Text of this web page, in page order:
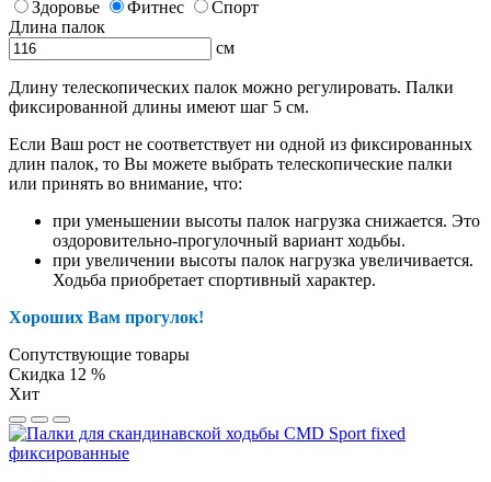
Здоровье
Фитнес
Спорт
Длина палок
см
Длину телескопических палок можно регулировать. Палки
фиксированной длины имеют шаг 5 см.
Если Ваш рост не соответствует ни одной из фиксированных
длин палок, то Вы можете выбрать телескопические палки
или принять во внимание, что:
при уменьшении высоты палок нагрузка снижается. Это
оздоровительно-прогулочный вариант ходьбы.
при увеличении высоты палок нагрузка увеличивается.
Ходьба приобретает спортивный характер.
Хороших Вам прогулок!
Сопутствующие товары
Скидка 12 %
Хит